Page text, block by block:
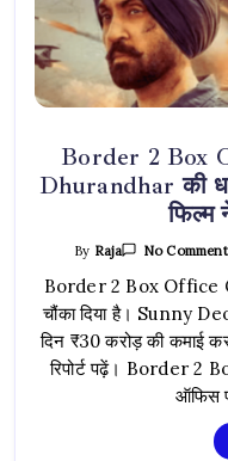
Border 2 Box
Dhurandhar की
फिल्म
By Raja No
Border 2 Box Office
चौंका दिया है। Sunny
दिन ₹30 करोड़ की कमाई
रिपोर्ट पढ़ें। Border 2
ऑफिस